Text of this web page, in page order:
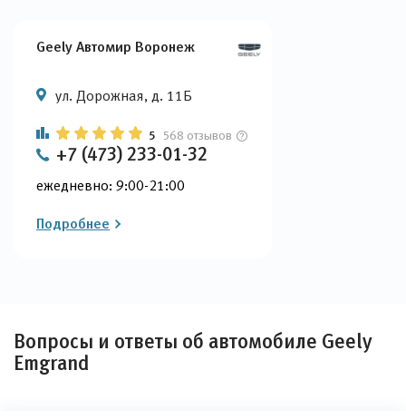
Geely Автомир Воронеж
ул. Дорожная, д. 11Б
5 568 отзывов
+7 (473) 233-01-32
ежедневно: 9:00-21:00
Подробнее
Вопросы и ответы об автомобиле Geely
Emgrand